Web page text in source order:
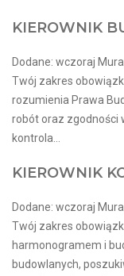
KIEROWNIK
Dodane: wczoraj
Twój zakres
rozumienia Prawa
robót oraz zgodności
kontrola...
KIEROWNIK
Dodane: wczoraj
Twój zakres
harmonogramem i
budowlanych,